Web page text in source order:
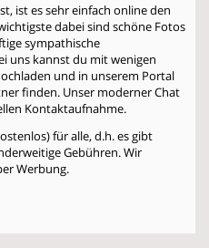
ist es sehr einfach online den
dabei sind schöne Fotos
sympathische
uns kannst du mit wenigen
und in unserem Portal
finden. Unser moderner Chat
Kontaktaufnahme.
für alle, d.h. es gibt
Gebühren. Wir
Werbung.